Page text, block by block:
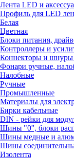
Лента LED и
Профиль для LED
Белая
Цветная
Блоки питания,
Контроллеры и
Коннекторы и шнуры
Фонари ручные,
Налобные
Ручные
Промышленные
Материалы для
Бирки кабельные
DIN - рейки для
Шины "0", блоки
Шины медные и
Шины
Изолента